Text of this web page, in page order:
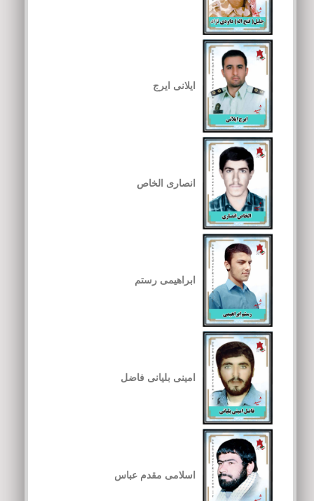
ایلانی ایرج
انصاری الخاص
ابراهیمی رستم
امینی بلیانی فاضل
اسلامی مقدم عباس